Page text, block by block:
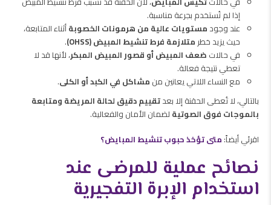
إذا لم تُستخدم بجرعة مناسبة.
عند وجود مستويات عالية من هرمونات الخصوبةأثناء المتابعة،
حيث يزيد خطر متلازمة فرط تنشيط المبيض (OHSS)
.
في حالات ضعف المبيض أو قصور المبيض المبكر، لأنها قد لا
تعطي نتيجة فعالة.
مع النساء اللاتي يعانين من مشاكل في الكبد أو الكلى.
بالتالي، لا تُعطى الحقنة إلا بعدتقييم دقيق لحالة المريضة ومتابعة
بالموجات فوق الصوتية لضمان الأمان والفعالية.
اقرئي أيضاً: متى تؤخذ حبوب تنشيط المبايض؟
نصائح عملية للمرضى عند
استخدام الإبرة التفجيرية